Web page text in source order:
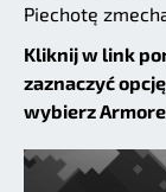
Piechotę
Kliknij w link
zaznaczyć
wybierz